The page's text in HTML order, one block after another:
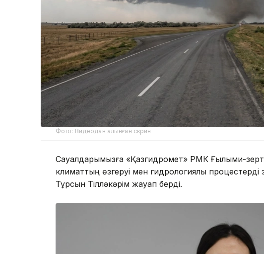
Фото: Видеодан алынған скрин
Сауалдарымызға «Қазгидромет» РМК Ғылыми-
климаттың өзгеруі мен гидрологиялық
Тұрсын Тілләкәрім жауап берді.